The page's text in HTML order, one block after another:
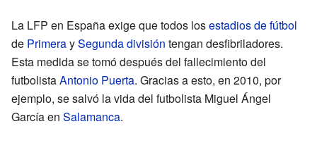
La LFP en España exige que todos losestadios de fútbol
de PrimeraySegunda división tengan desfibriladores.
Esta medida se tomó después del fallecimiento del
futbolistaAntonio Puerta. Gracias a esto, en 2010, por
ejemplo, se salvó la vida del futbolista Miguel Ángel
García en Salamanca.